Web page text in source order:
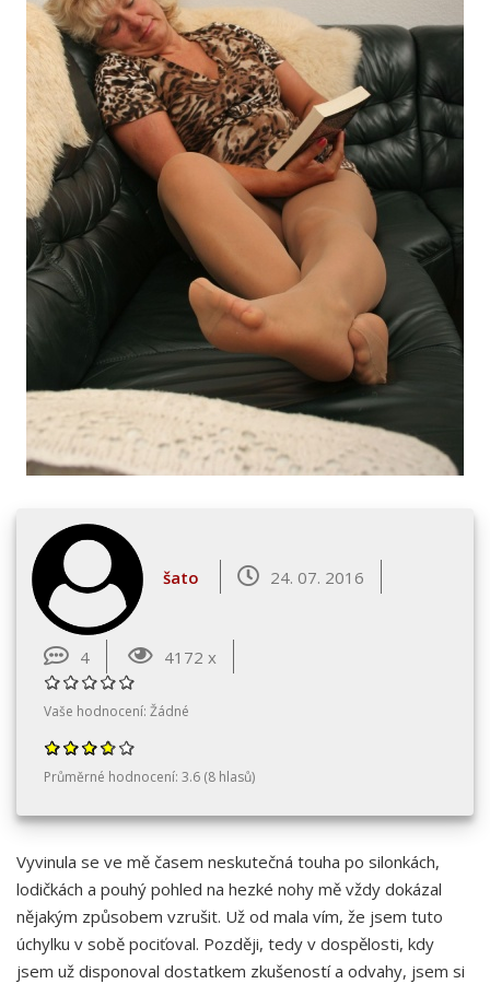
šato 24. 07. 2016
4 4172 x
Vaše hodnocení: Žádné
Průměrné hodnocení: 3.6 (8 hlasů)
Vyvinula se ve mě časem neskutečná touha po silonkách,
lodičkách a pouhý pohled na hezké nohy mě vždy dokázal
nějakým způsobem vzrušit. Už od mala vím, že jsem tuto
úchylku v sobě pociťoval. Později, tedy v dospělosti, kdy
jsem už disponoval dostatkem zkušeností a odvahy, jsem si